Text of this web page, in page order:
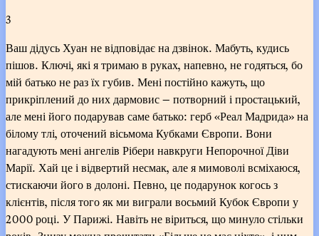
3
Ваш дідусь Хуан не відповідає на дзвінок. Мабуть, кудись
пішов. Ключі, які я тримаю в руках, напевно, не годяться, бо
мій батько не раз їх губив. Мені постійно кажуть, що
прикріплений до них дармовис — потворний і простацький,
але мені його подарував саме батько: герб «Реал Мадрида» на
білому тлі, оточений вісьмома Кубками Європи. Вони
нагадують мені ангелів Рібери навкруги Непорочної Діви
Марії. Хай це і відвертий несмак, але я мимоволі всміхаюся,
стискаючи його в долоні. Певно, це подарунок когось з
клієнтів, після того як ми виграли восьмий Кубок Європи у
2000 році. У Парижі. Навіть не віриться, що минуло стільки